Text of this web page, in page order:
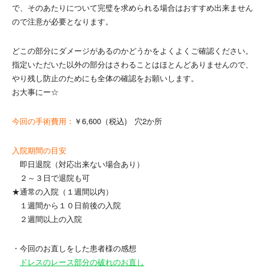
で、そのあたりについて完璧を求められる場合はおすすめ出来ません
ので注意が必要となります。
どこの部分にダメージがあるのかどうかをよくよくご確認ください。
指定いただいた以外の部分はさわることはほとんどありませんので、
やり残し防止のためにも全体の確認をお願いします。
お大事にー☆
今回の手術費用： ￥6,600（税込) 穴2か所
入院期間の目安
即日退院（対応出来ない場合あり）
２～３日で退院も可
★通常の入院（１週間以内）
１週間から１０日前後の入院
２週間以上の入院
・今回のお直しをした患者様の感想
ドレスのレース部分の破れのお直し